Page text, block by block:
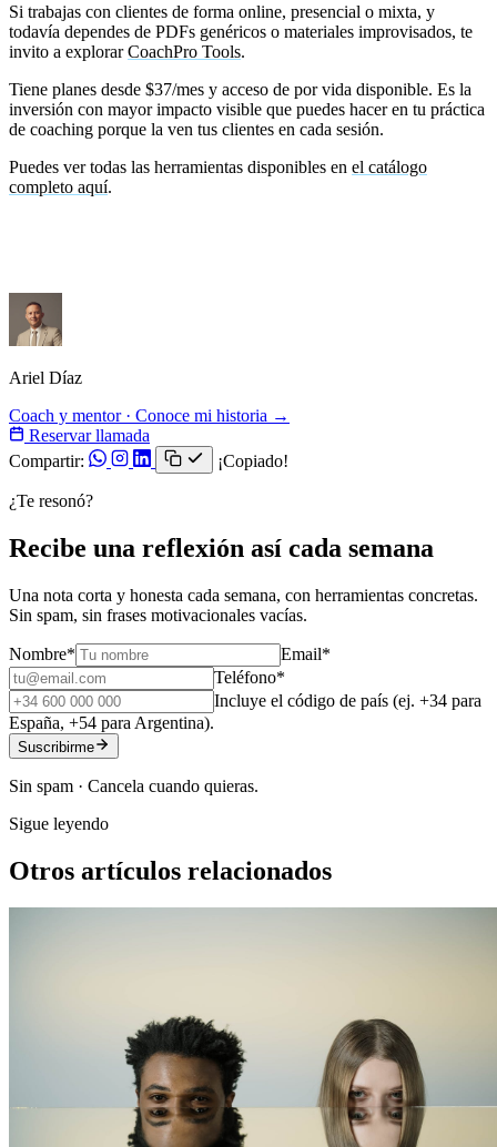
Si trabajas con clientes de forma online, presencial o mixta, y
todavía dependes de PDFs genéricos o materiales improvisados, te
invito a explorarCoachPro Tools.
Tiene planes desde $37/mes y acceso de por vida disponible. Es la
inversión con mayor impacto visible que puedes hacer en tu práctica
de coaching porque la ven tus clientes en cada sesión.
Puedes ver todas las herramientas disponibles en el catálogo
completo aquí.
Ariel Díaz
Coach y mentor · Conoce mi historia →
Reservar llamada
Compartir:
¡Copiado!
¿Te resonó?
Recibe una reflexión así cada semana
Una nota corta y honesta cada semana, con herramientas concretas.
Sin spam, sin frases motivacionales vacías.
Nombre* Email*
Teléfono*
Incluye el código de país (ej. +34 para
España, +54 para Argentina).
Suscribirme
Sin spam · Cancela cuando quieras.
Sigue leyendo
Otros artículos relacionados